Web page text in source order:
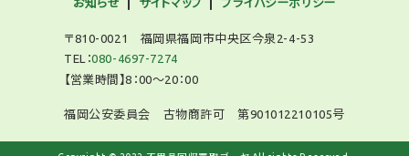
お知らせ サイトマップ プライバシーポリシー
〒810-0021 福岡県福岡市中央区今泉2-4-53
TEL：080-4697-7274
【営業時間】8：00～20：00
福岡公安委員会 古物商許可 第901012210105号